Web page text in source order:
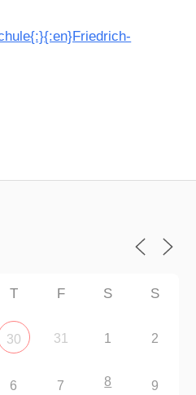
T F S S
30 31 1 2
6 7 8 9